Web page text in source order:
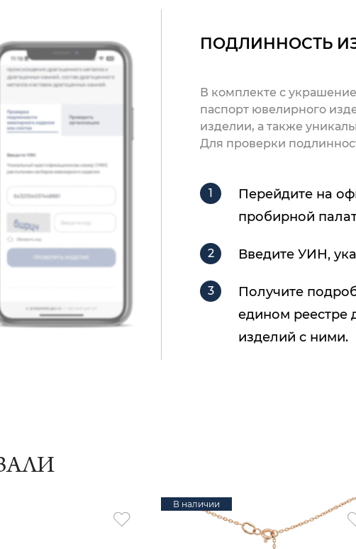
ПОДЛИННОСТЬ
В комплекте с
паспорт ювелирного
изделии, а также
Для проверки
Перейдите на
пробирной
Введите УИН,
Получите
едином реестре
изделий с ними.
В наличии